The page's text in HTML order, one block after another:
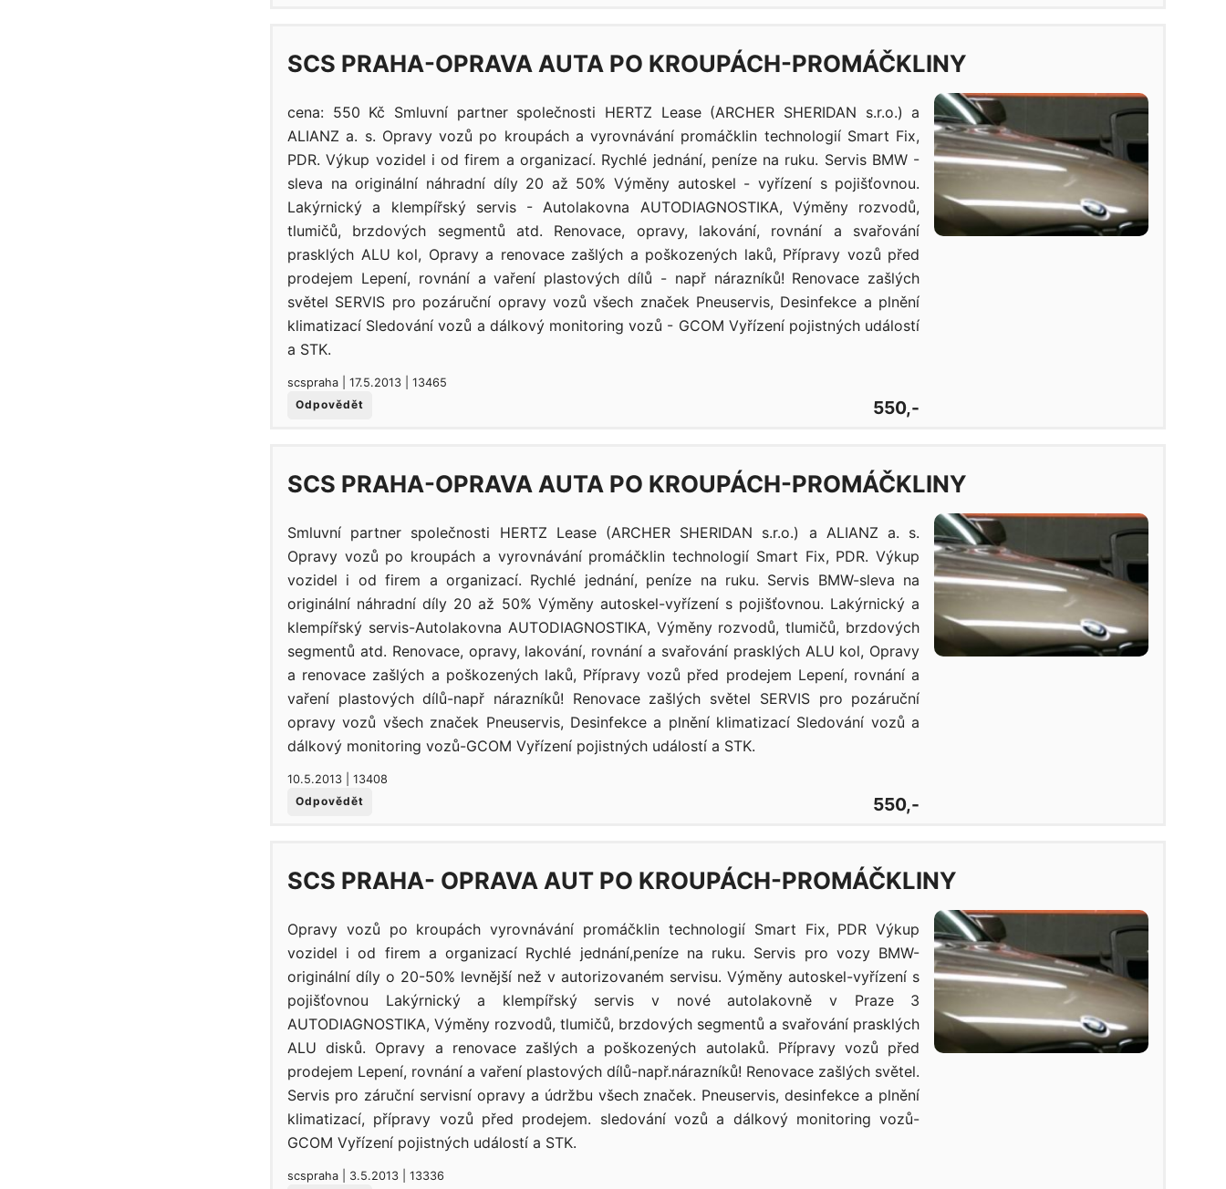
SCS PRAHA-OPRAVA AUTA PO KROUPÁCH-PROMÁČKLINY
cena: 550 Kč Smluvní partner společnosti HERTZ Lease (ARCHER SHERIDAN s.r.o.) a
ALIANZ a. s. Opravy vozů po kroupách a vyrovnávání promáčklin technologií Smart Fix,
PDR. Výkup vozidel i od firem a organizací. Rychlé jednání, peníze na ruku. Servis BMW -
sleva na originální náhradní díly 20 až 50% Výměny autoskel - vyřízení s pojišťovnou.
Lakýrnický a klempířský servis - Autolakovna AUTODIAGNOSTIKA, Výměny rozvodů,
tlumičů, brzdových segmentů atd. Renovace, opravy, lakování, rovnání a svařování
prasklých ALU kol, Opravy a renovace zašlých a poškozených laků, Přípravy vozů před
prodejem Lepení, rovnání a vaření plastových dílů - např nárazníků! Renovace zašlých
světel SERVIS pro pozáruční opravy vozů všech značek Pneuservis, Desinfekce a plnění
klimatizací Sledování vozů a dálkový monitoring vozů - GCOM Vyřízení pojistných událostí
a STK.
scspraha | 17.5.2013 | 13465
Odpovědět
550,-
SCS PRAHA-OPRAVA AUTA PO KROUPÁCH-PROMÁČKLINY
Smluvní partner společnosti HERTZ Lease (ARCHER SHERIDAN s.r.o.) a ALIANZ a. s.
Opravy vozů po kroupách a vyrovnávání promáčklin technologií Smart Fix, PDR. Výkup
vozidel i od firem a organizací. Rychlé jednání, peníze na ruku. Servis BMW-sleva na
originální náhradní díly 20 až 50% Výměny autoskel-vyřízení s pojišťovnou. Lakýrnický a
klempířský servis-Autolakovna AUTODIAGNOSTIKA, Výměny rozvodů, tlumičů, brzdových
segmentů atd. Renovace, opravy, lakování, rovnání a svařování prasklých ALU kol, Opravy
a renovace zašlých a poškozených laků, Přípravy vozů před prodejem Lepení, rovnání a
vaření plastových dílů-např nárazníků! Renovace zašlých světel SERVIS pro pozáruční
opravy vozů všech značek Pneuservis, Desinfekce a plnění klimatizací Sledování vozů a
dálkový monitoring vozů-GCOM Vyřízení pojistných událostí a STK.
10.5.2013 | 13408
Odpovědět
550,-
SCS PRAHA- OPRAVA AUT PO KROUPÁCH-PROMÁČKLINY
Opravy vozů po kroupách vyrovnávání promáčklin technologií Smart Fix, PDR Výkup
vozidel i od firem a organizací Rychlé jednání,peníze na ruku. Servis pro vozy BMW-
originální díly o 20-50% levnější než v autorizovaném servisu. Výměny autoskel-vyřízení s
pojišťovnou Lakýrnický a klempířský servis v nové autolakovně v Praze 3
AUTODIAGNOSTIKA, Výměny rozvodů, tlumičů, brzdových segmentů a svařování prasklých
ALU disků. Opravy a renovace zašlých a poškozených autolaků. Přípravy vozů před
prodejem Lepení, rovnání a vaření plastových dílů-např.nárazníků! Renovace zašlých světel.
Servis pro záruční servisní opravy a údržbu všech značek. Pneuservis, desinfekce a plnění
klimatizací, přípravy vozů před prodejem. sledování vozů a dálkový monitoring vozů-
GCOM Vyřízení pojistných událostí a STK.
scspraha | 3.5.2013 | 13336